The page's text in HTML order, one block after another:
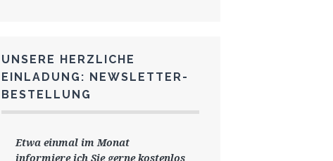
UNSERE HERZLICHE
EINLADUNG: NEWSLETTER-
BESTELLUNG
Etwa einmal im Monat
informiere ich Sie gernekostenlos